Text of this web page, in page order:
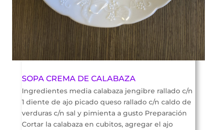
SOPA CREMA DE CALABAZA
Ingredientes media calabaza jengibre rallado c/n
1 diente de ajo picado queso rallado c/n caldo de
verduras c/n sal y pimienta a gusto Preparación
Cortar la calabaza en cubitos, agregar el ajo